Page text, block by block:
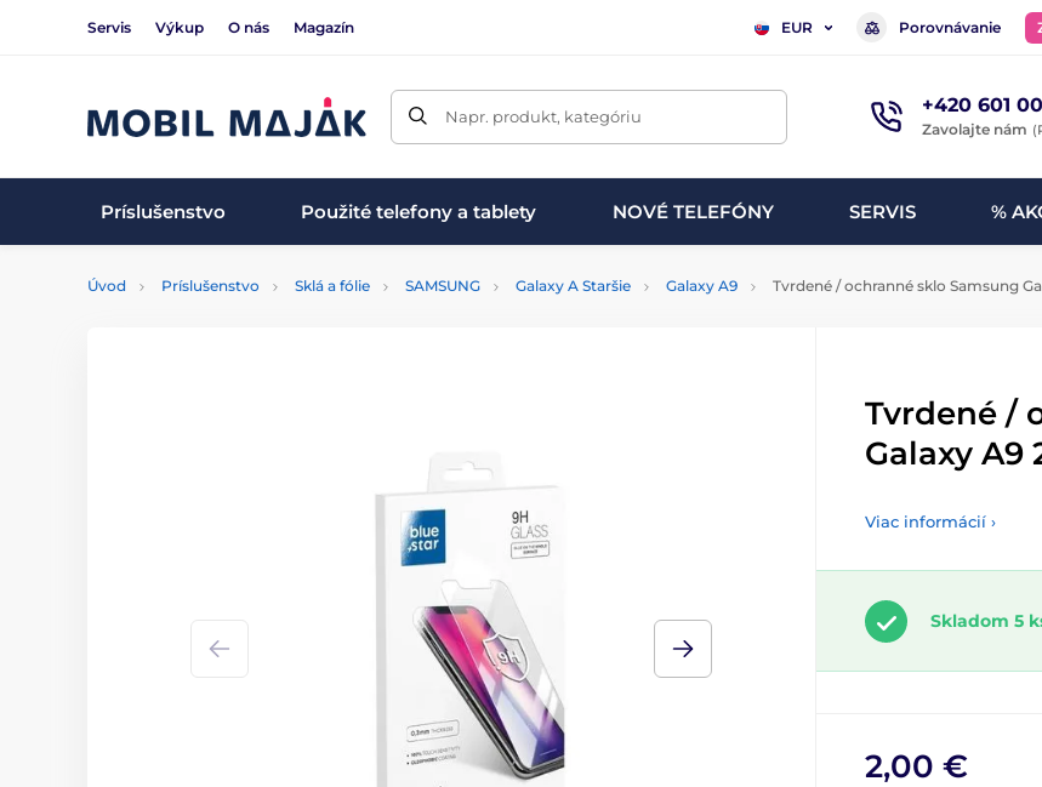
Servis Výkup O nás Magazín EUR Porovnávanie
Napr. produkt, kategóriu +420 601
Zavolajte nám
Príslušenstvo Použité telefony a tablety NOVÉ TELEFÓNY SERVIS %
Úvod Príslušenstvo Sklá a fólie SAMSUNG Galaxy A Staršie Galaxy A9 Tvrdené / ochranné sklo Samsung
Tvrdené /
Galaxy A9
Viac informácií ›
Skladom 5
2,00 €